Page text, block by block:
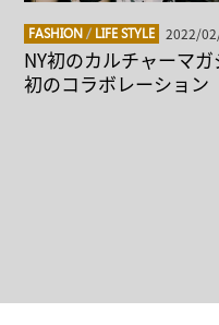
FASHION / LIFE STYLE 2022/
NY初のカルチャーマ
初のコラボレーション